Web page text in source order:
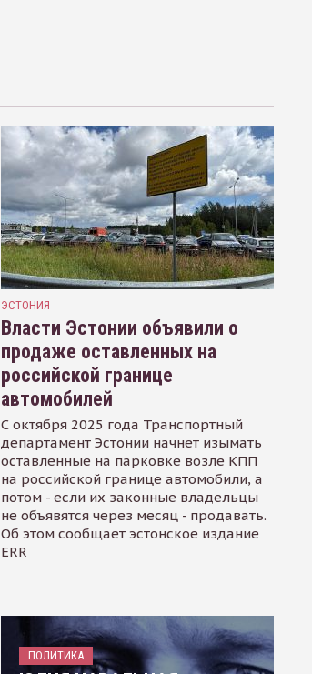
ЭСТОНИЯ
Власти Эстонии объявили о
продаже оставленных на
российской границе
автомобилей
С октября 2025 года Транспортный
департамент Эстонии начнет изымать
оставленные на парковке возле КПП
на российской границе автомобили, а
потом - если их законные владельцы
не объявятся через месяц - продавать.
Об этом сообщает эстонское издание
ERR
ПОЛИТИКА